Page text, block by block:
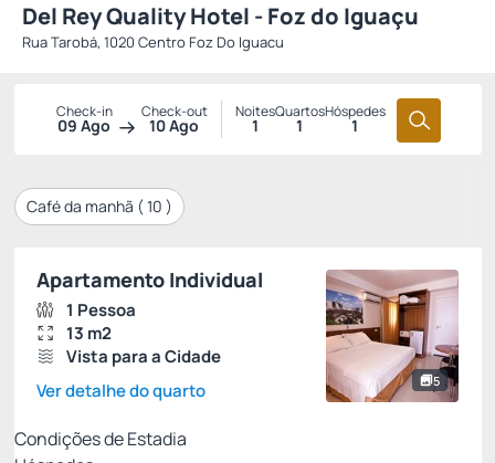
Del Rey Quality Hotel - Foz do Iguaçu
Rua Tarobá, 1020 Centro Foz Do Iguacu
Check-in
09 Ago
Check-out
10 Ago
Noites
1
Quartos
1
Hóspedes
1
Café da manhã ( 10 )
5
Apartamento Individual
1 Pessoa
13 m2
Vista para a Cidade
Ver detalhe do quarto
Condições de Estadia